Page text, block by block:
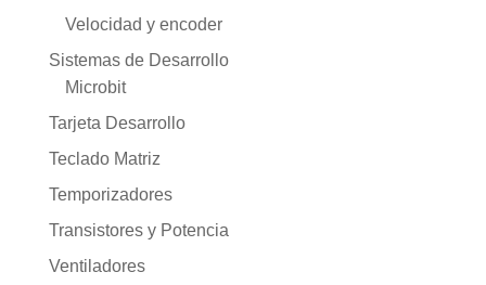
Velocidad y encoder
Sistemas de Desarrollo
Microbit
Tarjeta Desarrollo
Teclado Matriz
Temporizadores
Transistores y Potencia
Ventiladores